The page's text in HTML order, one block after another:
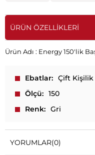
ÜRÜN ÖZELLIKLERI
Ürün Adı : Energy 150'lik
Ebatlar
Çift Kişilik
Ölçü
150
Renk
Gri
YORUMLAR(0)